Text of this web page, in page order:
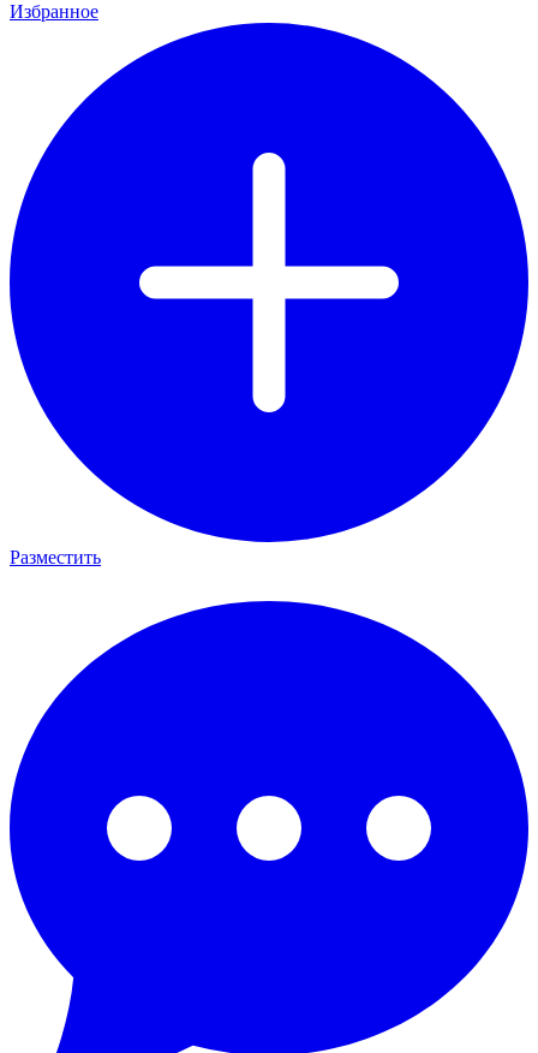
Избранное
Разместить